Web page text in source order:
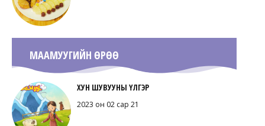
МААМУУГИЙН ӨРӨӨ
ХУН ШУВУУНЫ ҮЛГЭР
2023 он 02 сар 21